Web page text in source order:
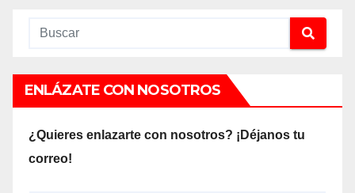
ENLÁZATE CON NOSOTROS
¿Quieres enlazarte con nosotros? ¡Déjanos tu
correo!